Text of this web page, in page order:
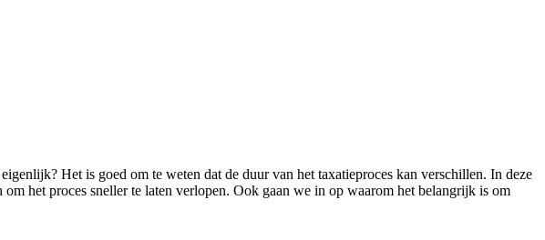
Het is goed om te weten dat de duur van het taxatieproces kan verschillen. In deze
het proces sneller te laten verlopen. Ook gaan we in op waarom het belangrijk is om